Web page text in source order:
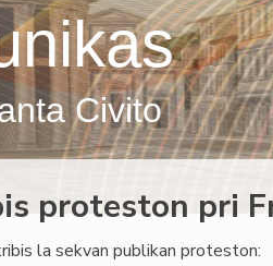
Civito
proteston pri
la sekvan publikan proteston: